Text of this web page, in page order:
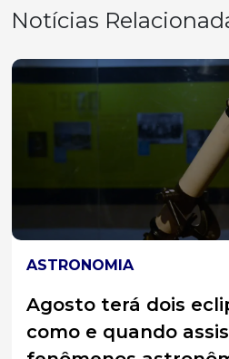
Notícias
ASTRONOMIA
Agosto terá dois
como e quando